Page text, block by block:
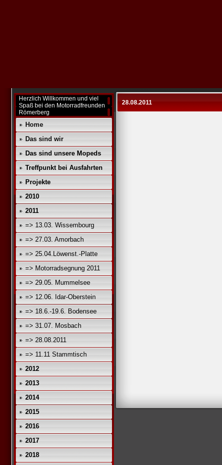
Herzlich Willkommen und viel
Spaß bei den Motorradfreunden
Römerberg
Home
Das sind wir
Das sind unsere Mopeds
Treffpunkt bei Ausfahrten
Projekte
2010
2011
=> 13.03. Wissembourg
=> 27.03. Amorbach
=> 25.04.Löwenst.-Platte
=> Motorradsegnung 2011
=> 29.05. Mummelsee
=> 12.06. Idar-Oberstein
=> 18.6.-19.6. Bodensee
=> 31.07. Mosbach
=> 28.08.2011
=> 11.11 Stammtisch
2012
2013
2014
2015
2016
2017
2018
28.08.2011